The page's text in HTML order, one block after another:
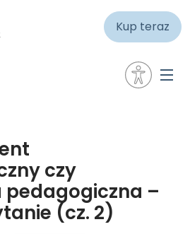
Kup teraz
czy
pedagogiczna –
(cz. 2)